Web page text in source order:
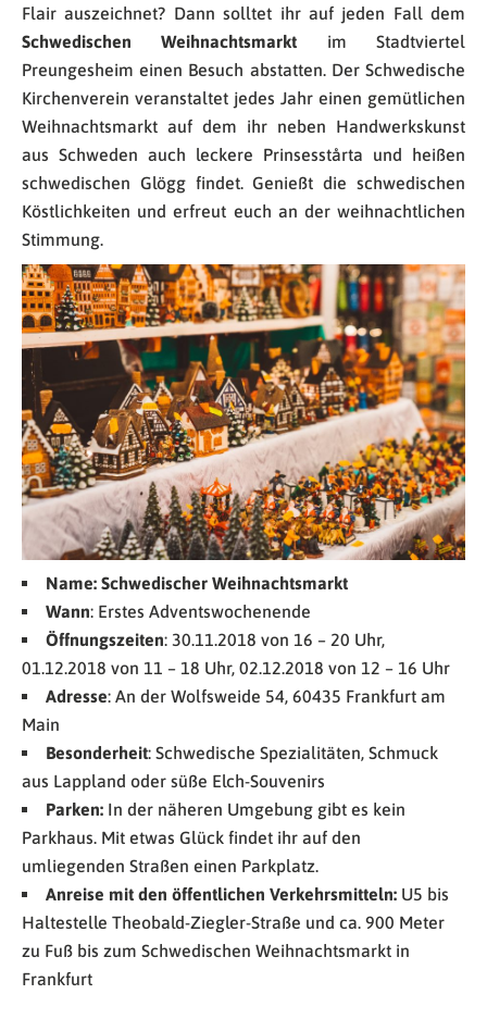
Flair auszeichnet? Dann solltet ihr auf jeden Fall dem
Schwedischen Weihnachtsmarkt im Stadtviertel
Preungesheim einen Besuch abstatten. Der Schwedische
Kirchenverein veranstaltet jedes Jahr einen gemütlichen
Weihnachtsmarkt auf dem ihr neben Handwerkskunst
aus Schweden auch leckere Prinsesstårta und heißen
schwedischen Glögg findet. Genießt die schwedischen
Köstlichkeiten und erfreut euch an der weihnachtlichen
Stimmung.
Name: Schwedischer Weihnachtsmarkt
Wann: Erstes Adventswochenende
Öffnungszeiten: 30.11.2018 von 16 – 20 Uhr,
01.12.2018 von 11 – 18 Uhr, 02.12.2018 von 12 – 16 Uhr
Adresse: An der Wolfsweide 54, 60435 Frankfurt am
Main
Besonderheit: Schwedische Spezialitäten, Schmuck
aus Lappland oder süße Elch-Souvenirs
Parken: In der näheren Umgebung gibt es kein
Parkhaus. Mit etwas Glück findet ihr auf den
umliegenden Straßen einen Parkplatz.
Anreise mit den öffentlichen Verkehrsmitteln: U5 bis
Haltestelle Theobald-Ziegler-Straße und ca. 900 Meter
zu Fuß bis zum Schwedischen Weihnachtsmarkt in
Frankfurt